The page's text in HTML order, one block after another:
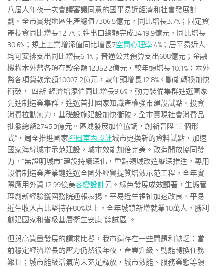
八屆人年夜一次會議審議同意的國平易近經濟和社會發展計
劃。全市實現地區生產總值7306.5億元，同比增長3.7%；固定資
產投資同比增長12.7%；進出口總額完成3419.9億元，同比增長
30.6%；規上工業增添值同比增長7空間心理學.4%；居平易近人
均可安排支出同比增長6.1%；普通公共預算支出608億元；金融
機構本外幣各項存款余額12352.2億元，較年頭增長10.1%；本外
幣各項貸款余額10007.2億元，較年頭增長12.8%。動能轉換加快
衝破，“四新”經濟增添值同比增長9.6%，動力裝備集群進選國家
先進制造業集群，進選首批國家知識產權強市建設試點。投資
消費拉動無力，基礎設施建設加快衝破，全市實現社會消費品
批發總額2745.3億元。區域發展加倍協調，創新晉陞“三個形
式”，周全推進國家禪風室內設計城市更換新的資料試點，加速
國家海綿城市示范建設，城市效能加倍完美。改造開放協同發
力，“無證明城市”建設持續深化，重點領域改造縱深推進，專用
設備制造業產業鏈進選全國外經貿提質增效示范工程，全年實
際應用外資12.99億美客變設計元。綠色發展成效顯著，生態管
理創新經驗獲國務院通報表揚。平易近生福祉加速改良，平易
近生收入占比堅持在80%以上，全年城鎮新增就業10萬人，勝利
創建國家和省級基層衛生安康“綜試區”。
但與高質量發展的請求比擬，我市還存在一些問題和缺乏：當
前穩定經濟增長的壓力仍然很年夜，產業升級、動能轉換任務
艱巨；城市能級活氣尚未充足釋放，城市效能、服務業態等領